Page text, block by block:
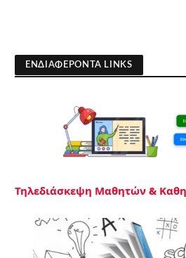
ΕΝΔΙΑΦΕΡΟΝΤΑ LINKS
Τηλεδιάσκεψη Μαθητών &